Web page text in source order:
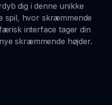
dig i denne unikke
spil, hvor skræmmende
interface tager din
skræmmende højder.